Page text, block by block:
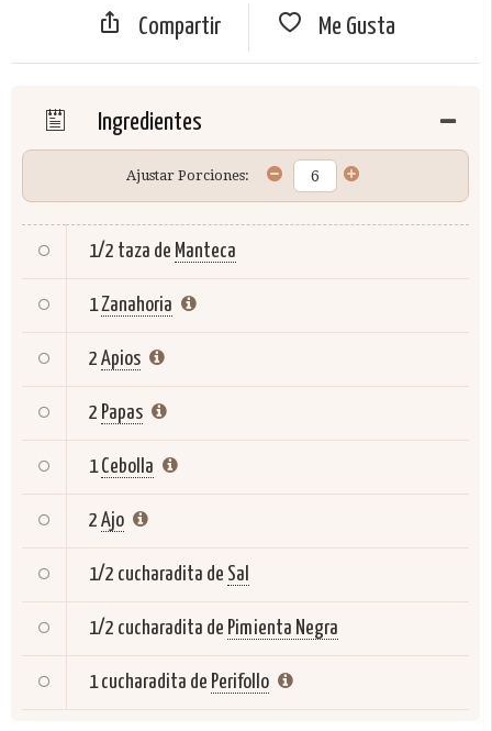
Compartir Me Gusta
Ingredientes
Ajustar Porciones:
1/2 taza de Manteca
1Zanahoria
2 Apios
2 Papas
1 Cebolla
2 Ajo
1/2 cucharadita de Sal
1/2 cucharadita de Pimienta Negra
1 cucharadita de Perifollo